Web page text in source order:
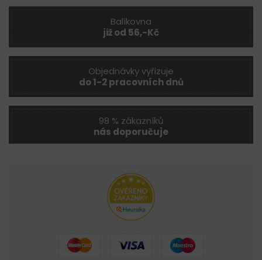
Balíkovna
již od 56,-Kč
Objednávky vyřizuje
do 1-2 pracovních dnů
98 % zákazníků
nás doporučuje